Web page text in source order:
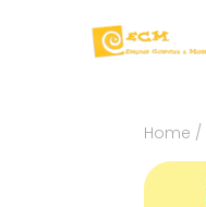
Home /